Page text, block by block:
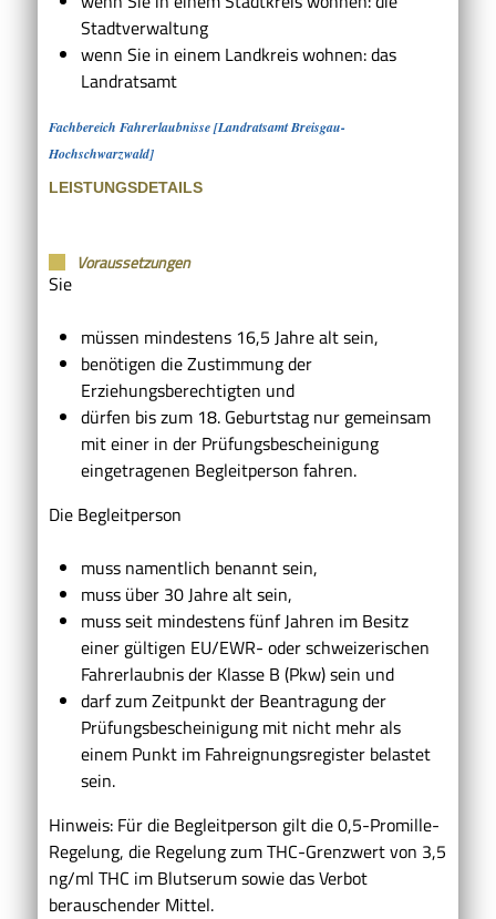
Stadtverwaltung
wenn Sie in einem Landkreis wohnen: das
Landratsamt
Fachbereich Fahrerlaubnisse [Landratsamt Breisgau-
Hochschwarzwald]
LEISTUNGSDETAILS
Voraussetzungen
Sie
müssen mindestens 16,5 Jahre alt sein,
benötigen die Zustimmung der
Erziehungsberechtigten und
dürfen bis zum 18. Geburtstag nur gemeinsam
mit einer in der Prüfungsbescheinigung
eingetragenen Begleitperson fahren.
Die Begleitperson
muss namentlich benannt sein,
muss über 30 Jahre alt sein,
muss seit mindestens fünf Jahren im Besitz
einer gültigen EU/EWR- oder schweizerischen
Fahrerlaubnis der Klasse B (Pkw) sein und
darf zum Zeitpunkt der Beantragung der
Prüfungsbescheinigung mit nicht mehr als
einem Punkt im Fahreignungsregister belastet
sein.
Hinweis: Für die Begleitperson gilt die 0,5-Promille-
Regelung, die Regelung zum THC-Grenzwert von 3,5
ng/ml THC im Blutserum sowie das Verbot
berauschender Mittel.